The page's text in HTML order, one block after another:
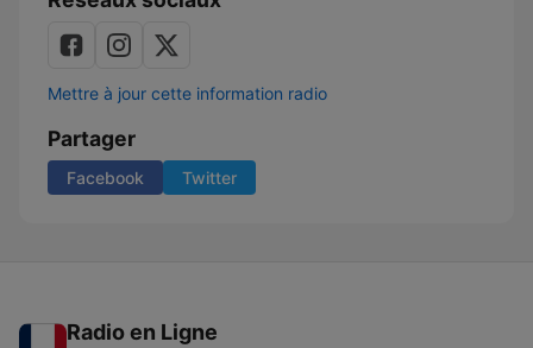
Mettre à jour cette information radio
Partager
Facebook Twitter
Radio en Ligne